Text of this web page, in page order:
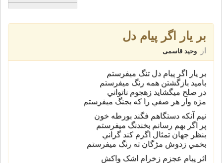
بر يار اگر پيام دل
از وحید قاسمی
بر يار اگر پيام دل تنگ ميفرستم
باميد بازگشتن همه رنگ ميفرستم
در صلح ميگشايد زهجوم ناتواني
مژه وار هر صفي را که بجنگ ميفرستم
نيم آنکه دستگاهم فگند بورطه خون
پر اگر بهم رسانم بخندنگ ميفرستم
بنظر جهان تمثال اگرم کند گراني
بخمي زدوش مژگان ته رنگ ميفرستم
اثر پيام عجزم زخرام اشک واکش